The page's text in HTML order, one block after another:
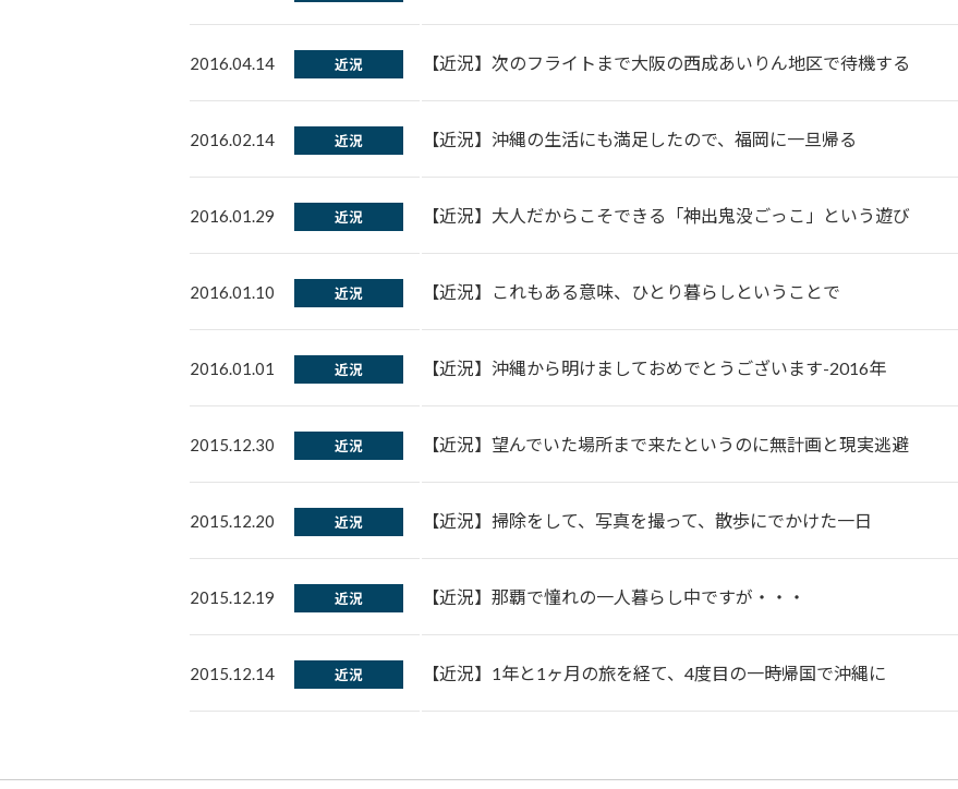
2016.04.14 近況 【近況】次のフライトまで大阪の西成あいりん地区で待機する
2016.02.14 近況 【近況】沖縄の生活にも満足したので、福岡に一旦帰る
2016.01.29 近況 【近況】大人だからこそできる「神出鬼没ごっこ」という遊び
2016.01.10 近況 【近況】これもある意味、ひとり暮らしということで
2016.01.01 近況 【近況】沖縄から明けましておめでとうございます-2016年
2015.12.30 近況 【近況】望んでいた場所まで来たというのに無計画と現実逃避
2015.12.20 近況 【近況】掃除をして、写真を撮って、散歩にでかけた一日
2015.12.19 近況 【近況】那覇で憧れの一人暮らし中ですが・・・
2015.12.14 近況 【近況】1年と1ヶ月の旅を経て、4度目の一時帰国で沖縄に